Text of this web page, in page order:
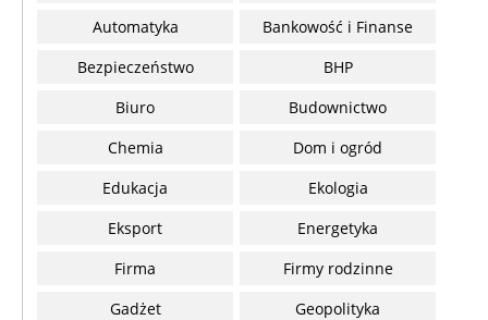
Automatyka
Bankowość i Finanse
Bezpieczeństwo
BHP
Biuro
Budownictwo
Chemia
Dom i ogród
Edukacja
Ekologia
Eksport
Energetyka
Firma
Firmy rodzinne
Gadżet
Geopolityka